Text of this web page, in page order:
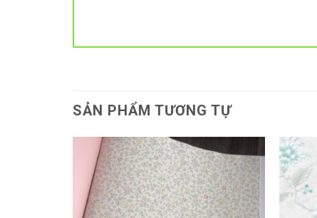
SẢN PHẨM TƯƠNG TỰ
Add to
wishlist